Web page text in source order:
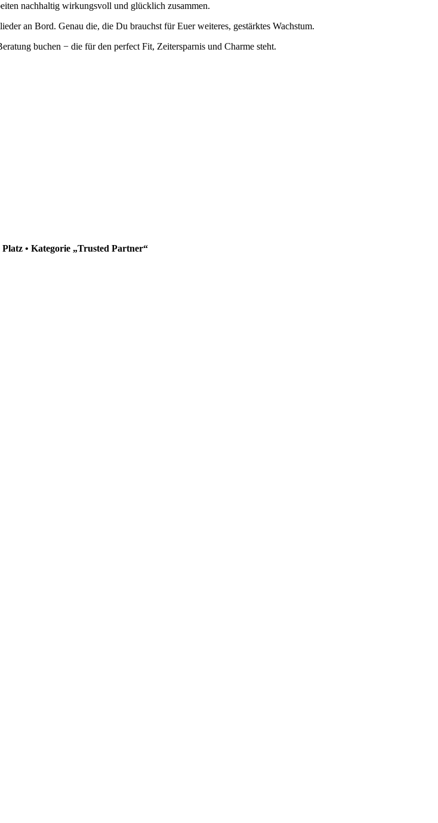
nachhaltig wirkungsvoll und glücklich zusammen.
an Bord. Genau die, die Du brauchst für Euer weiteres, gestärktes Wachstum.
buchen − die für den perfect Fit, Zeitersparnis und Charme steht.
• Kategorie „Trusted Partner“